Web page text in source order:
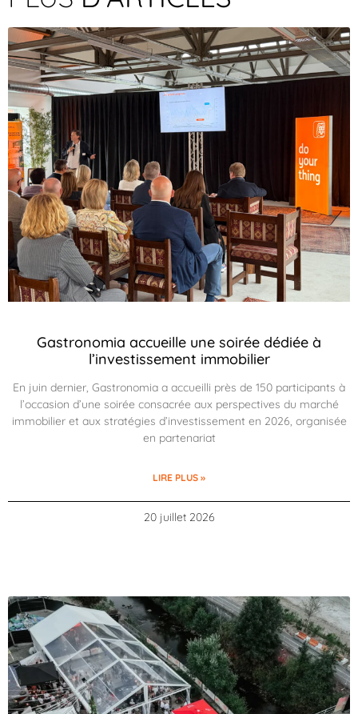
Gastronomia accueille une soirée dédiée à
l’investissement immobilier
En juin dernier, Gastronomia a accueilli près de 150 participants à
l’occasion d’une soirée consacrée aux perspectives du marché
immobilier et aux stratégies d’investissement en 2026, organisée
en partenariat
LIRE PLUS »
20 juillet 2026